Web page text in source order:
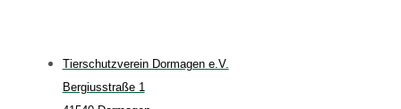
Tierschutzverein Dormagen e.V.
Bergiusstraße 1